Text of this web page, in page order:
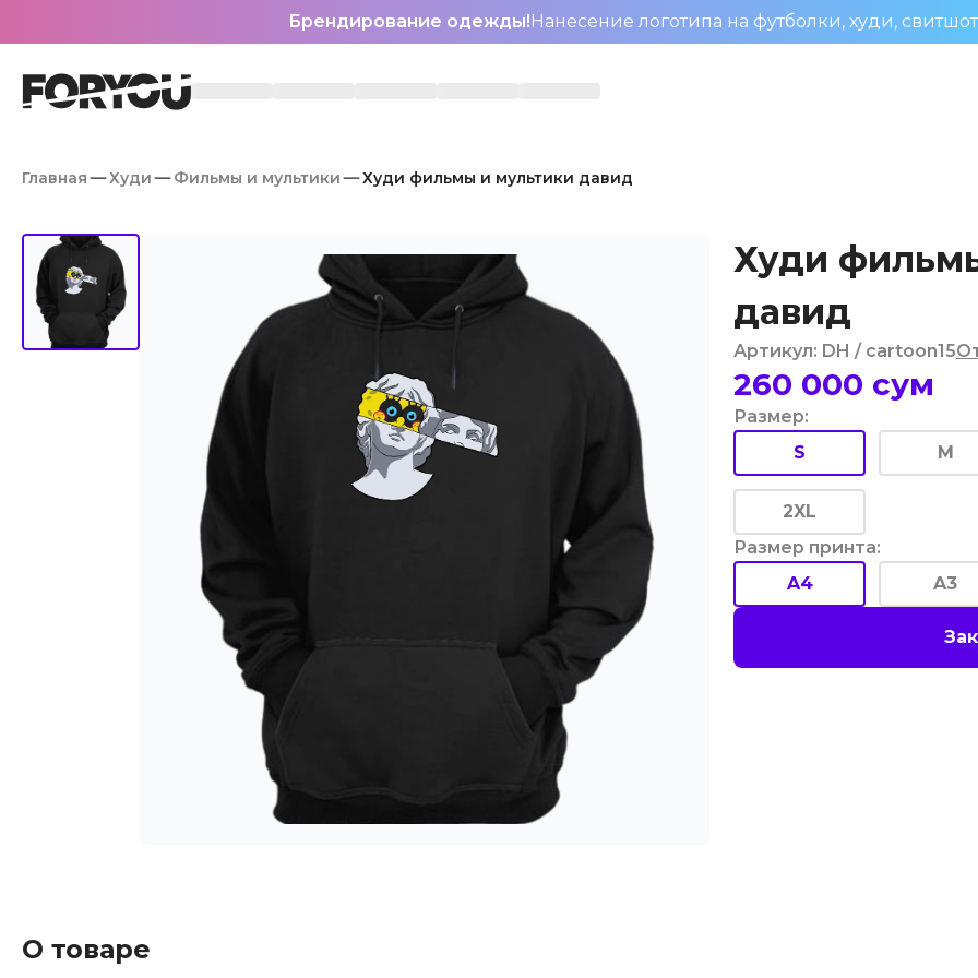
Брендирование одежды!Нанесение логотипа на футболки, худи,
Главная Худи Фильмы и мультики Худи фильмы и мультики давид
Худи
давид
Артикул: DH / cartoon15
260 000 сум
Размер:
S
M
2XL
Размер принта:
A4
A3
О товаре